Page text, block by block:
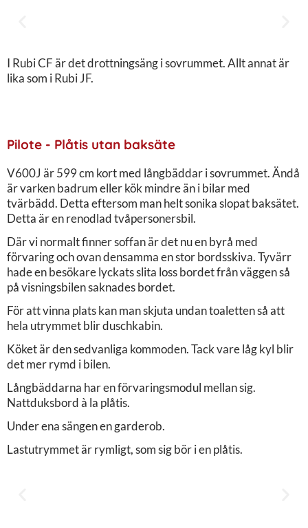
I Rubi CF är det drottningsäng i sovrummet. Allt annat är
lika som i Rubi JF.
Pilote - Plåtis utan baksäte
V600J är 599 cm kort med långbäddar i sovrummet. Ändå
är varken badrum eller kök mindre än i bilar med
tvärbädd. Detta eftersom man helt sonika slopat baksätet.
Detta är en renodlad tvåpersonersbil.
Där vi normalt finner soffan är det nu en byrå med
förvaring och ovan densamma en stor bordsskiva. Tyvärr
hade en besökare lyckats slita loss bordet från väggen så
på visningsbilen saknades bordet.
För att vinna plats kan man skjuta undan toaletten så att
hela utrymmet blir duschkabin.
Köket är den sedvanliga kommoden. Tack vare låg kyl blir
det mer rymd i bilen.
Långbäddarna har en förvaringsmodul mellan sig.
Nattduksbord à la plåtis.
Under ena sängen en garderob.
Lastutrymmet är rymligt, som sig bör i en plåtis.